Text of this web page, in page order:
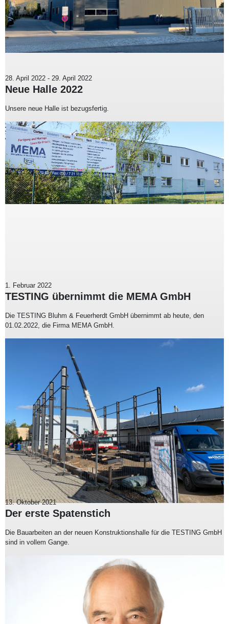
28. April 2022 - 29. April 2022
Neue Halle 2022
Unsere neue Halle ist bezugsfertig.
1. Februar 2022
TESTING übernimmt die MEMA GmbH
Die TESTING Bluhm & Feuerherdt GmbH übernimmt ab heute, den
01.02.2022, die Firma MEMA GmbH.
13. Oktober 2021
Der erste Spatenstich
Die Bauarbeiten an der neuen Konstruktionshalle für die TESTING GmbH
sind in vollem Gange.